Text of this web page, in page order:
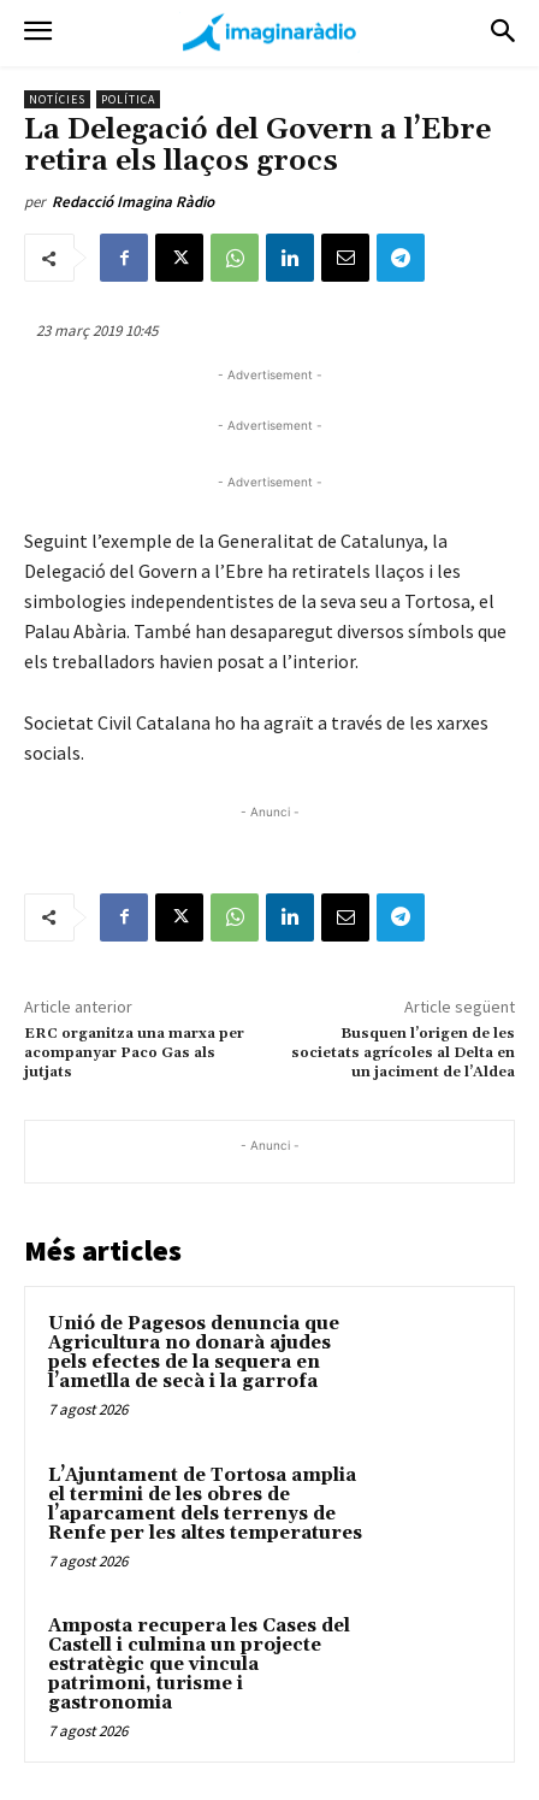
NOTÍCIES POLÍTICA
La Delegació del Govern a l’Ebre
retira els llaços grocs
per Redacció Imagina Ràdio
23 març 2019 10:45
- Advertisement -
- Advertisement -
- Advertisement -
Seguint l’exemple de la Generalitat de Catalunya, la
Delegació del Govern a l’Ebre ha retiratels llaços i les
simbologies independentistes de la seva seu a Tortosa, el
Palau Abària. També han desaparegut diversos símbols que
els treballadors havien posat a l’interior.
Societat Civil Catalana ho ha agraït a través de les xarxes
socials.
- Anunci -
Article anterior
ERC organitza una marxa per
acompanyar Paco Gas als
jutjats
Article següent
Busquen l’origen de les
societats agrícoles al Delta en
un jaciment de l’Aldea
- Anunci -
Més articles
Unió de Pagesos denuncia que
Agricultura no donarà ajudes
pels efectes de la sequera en
l’ametlla de secà i la garrofa
7 agost 2026
L’Ajuntament de Tortosa amplia
el termini de les obres de
l’aparcament dels terrenys de
Renfe per les altes temperatures
7 agost 2026
Amposta recupera les Cases del
Castell i culmina un projecte
estratègic que vincula
patrimoni, turisme i
gastronomia
7 agost 2026